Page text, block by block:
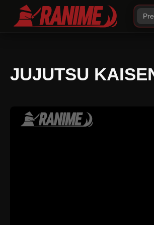
JUJUTSU